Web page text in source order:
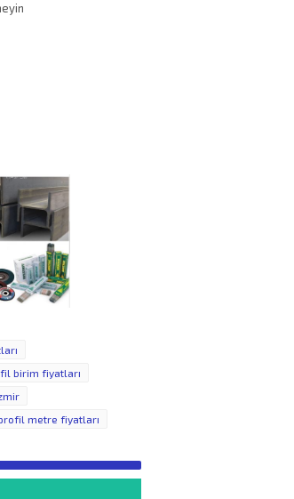
birim fiyatları
metre fiyatları